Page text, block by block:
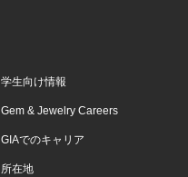
学生向け情報
Gem & Jewelry Careers
GIAでのキャリア
所在地